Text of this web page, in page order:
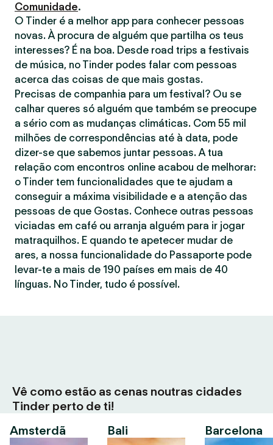
Comunidade.
O Tinder é a melhor app para conhecer pessoas
novas. À procura de alguém que partilha os teus
interesses? É na boa. Desde road trips a festivais
de música, no Tinder podes falar com pessoas
acerca das coisas de que mais gostas.
Precisas de companhia para um festival? Ou se
calhar queres só alguém que também se preocupe
a sério com as mudanças climáticas. Com 55 mil
milhões de correspondências até à data, pode
dizer-se que sabemos juntar pessoas. A tua
relação com encontros online acabou de melhorar:
o Tinder tem funcionalidades que te ajudam a
conseguir a máxima visibilidade e a atenção das
pessoas de que Gostas. Conhece outras pessoas
viciadas em café ou arranja alguém para ir jogar
matraquilhos. E quando te apetecer mudar de
ares, a nossa funcionalidade do Passaporte pode
levar-te a mais de 190 países em mais de 40
línguas. No Tinder, tudo é possível.
Vê como estão as cenas noutras cidades
Tinder perto de ti!
Amsterdã
Bali Barcelona